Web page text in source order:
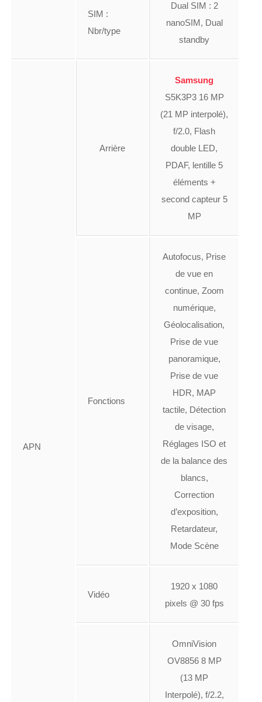
SIM :
Nbr/type
Dual SIM : 2
nanoSIM, Dual
standby
APN
Arrière
Samsung
S5K3P3 16 MP
(21 MP interpolé),
f/2.0, Flash
double LED,
PDAF, lentille 5
éléments +
second capteur 5
MP
Fonctions
Autofocus, Prise
de vue en
continue, Zoom
numérique,
Géolocalisation,
Prise de vue
panoramique,
Prise de vue
HDR, MAP
tactile, Détection
de visage,
Réglages ISO et
de la balance des
blancs,
Correction
d’exposition,
Retardateur,
Mode Scène
Vidéo
1920 x 1080
pixels @ 30 fps
OmniVision
OV8856 8 MP
(13 MP
Interpolé), f/2.2,